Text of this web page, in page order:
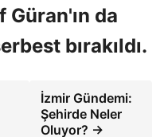
Güran'ın da
bırakıldı.
İzmir Gündemi:
Şehirde Neler
Oluyor? →